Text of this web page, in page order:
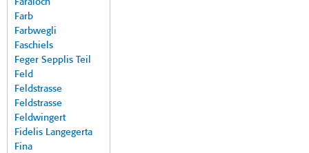
Faraloch
Farb
Farbwegli
Faschiels
Feger Sepplis Teil
Feld
Feldstrasse
Feldstrasse
Feldwingert
Fidelis Langegerta
Fina